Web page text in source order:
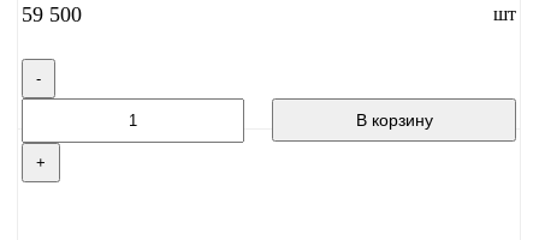
59 500 шт
-
+
В корзину